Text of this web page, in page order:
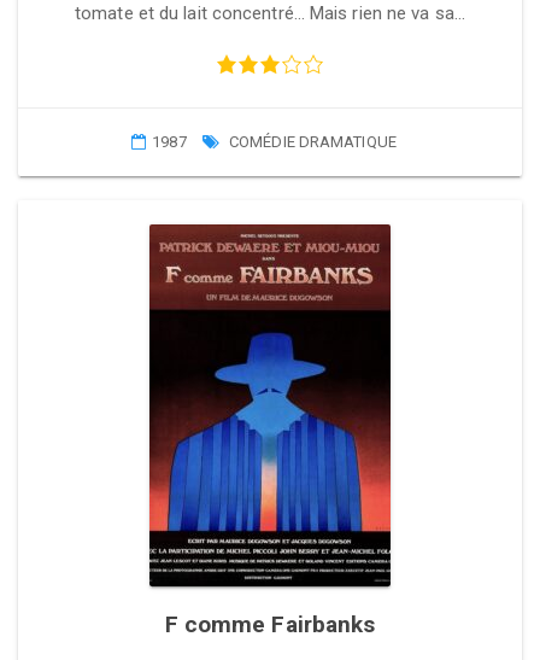
tomate et du lait concentré… Mais rien ne va sa…
1987 COMÉDIE DRAMATIQUE
F comme Fairbanks